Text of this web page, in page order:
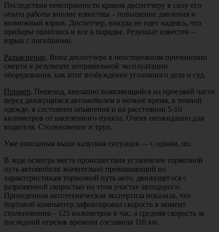
Последствия неисправности кранов диспетчеру в силу его
опыта работы вполне известны – повышение давления и
возможный взрыв. Диспетчер, никуда не идет надеясь, что
приборы ошиблись и все в порядке. Результат известен –
взрыв с погибшими.
Разъяснение. Вина диспетчера в неосторожном причинении
смерти в результате неправильной эксплуатации
оборудования, как итог возбуждение уголовного дела и суд.
Пример. Пешеход, внезапно появляющийся на проезжей части
перед движущимся автомобилем в ночное время, в темной
одежде, в состоянии опьянения и на расстоянии 5-10
километров от населенного пункта. Очень неожиданно для
водителя. Столкновение и труп.
Уже описанная выше казусная ситуация — с одним, но.
В ходе осмотра места происшествия установлен тормозной
путь автомобиля значительно превышающий по
характеристикам тормозной путь авто, движущегося с
разрешенной скоростью на этом участке автодороги.
Проведенная автотехническая экспертиза показала, что
бортовой компьютер зафиксировал скорость в момент
столкновения – 125 километров в час, а средняя скорость за
последний отрезок времени составила 110 км.